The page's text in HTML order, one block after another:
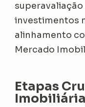
investimentos
alinhamento
Mercado
Etapas
Imobiliária